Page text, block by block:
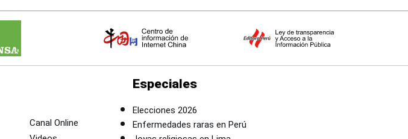
Canal Online
Especiales
Elecciones 2026
Enfermedades raras en Perú